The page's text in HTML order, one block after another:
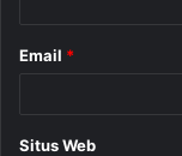
Email *
Situs Web